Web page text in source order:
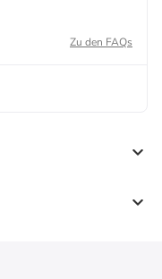
Zu den FAQs